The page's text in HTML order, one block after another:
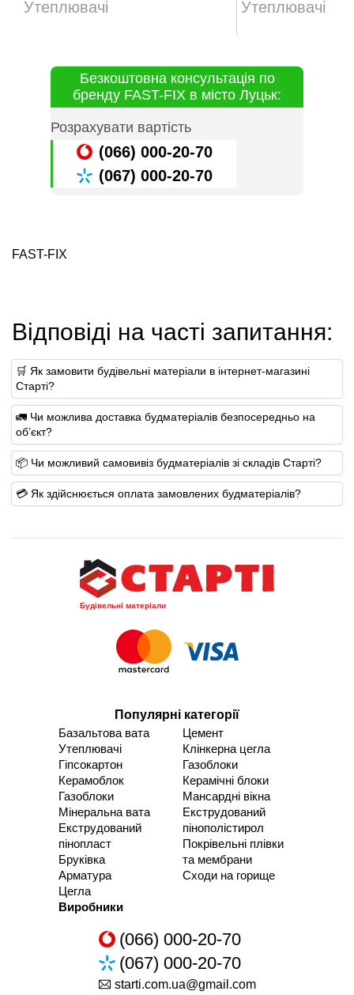
Утеплювачі
Утеплювачі
Безкоштовна консультація по
бренду FAST-FIX в місто Луцьк:
Розрахувати вартість
(066) 000-20-70
(067) 000-20-70
FAST-FIX
Відповіді на часті запитання:
🛒 Як замовити будівельні матеріали в інтернет-магазині
Старті?
🚛 Чи можлива доставка будматеріалів безпосередньо на
об’єкт?
📦 Чи можливий самовивіз будматеріалів зі складів Старті?
💳 Як здійснюється оплата замовлених будматеріалів?
Будівельні матеріали
Популярні категорії
Базальтова вата
Утеплювачі
Гіпсокартон
Керамоблок
Газоблоки
Мінеральна вата
Екструдований
пінопласт
Бруківка
Арматура
Цегла
Цемент
Клінкерна цегла
Газоблоки
Керамічні блоки
Мансардні вікна
Екструдований
пінополістирол
Покрівельні плівки
та мембрани
Сходи на горище
Виробники
(066) 000-20-70
(067) 000-20-70
starti.com.ua@gmail.com